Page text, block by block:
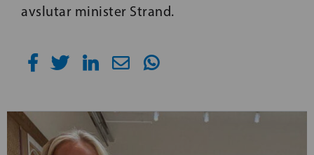
avslutar minister Strand.